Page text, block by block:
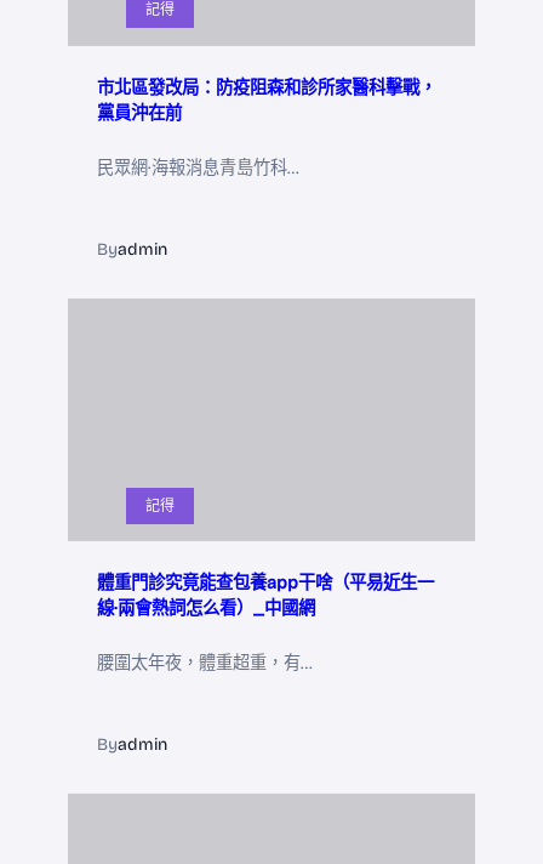
記得
市北區發改局：防疫阻森和診所家醫科擊戰，
黨員沖在前
民眾網·海報消息青島竹科…
Byadmin
記得
體重門診究竟能查包養app干啥（平易近生一
線·兩會熱詞怎么看）_中國網
腰圍太年夜，體重超重，有…
Byadmin